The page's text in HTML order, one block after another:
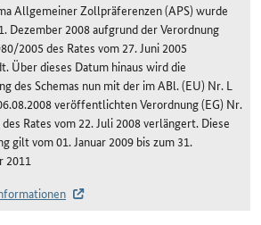
Allgemeiner Zollpräferenzen (APS) wurde
Dezember 2008 aufgrund der Verordnung
2005 des Rates vom 27. Juni 2005
Über dieses Datum hinaus wird die
des Schemas nun mit der im ABl. (EU) Nr. L
veröffentlichten Verordnung (EG) Nr.
Rates vom 22. Juli 2008 verlängert. Diese
gilt vom 01. Januar 2009 bis zum 31.
2011